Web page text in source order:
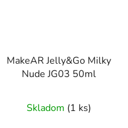
MakeAR Jelly&Go Milky
Nude JG03 50ml
Skladom (1 ks)